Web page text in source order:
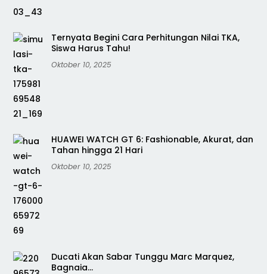
Ternyata Begini Cara Perhitungan Nilai TKA,
Siswa Harus Tahu!
Oktober 10, 2025
HUAWEI WATCH GT 6: Fashionable, Akurat, dan
Tahan hingga 21 Hari
Oktober 10, 2025
Ducati Akan Sabar Tunggu Marc Marquez,
Bagnaia…